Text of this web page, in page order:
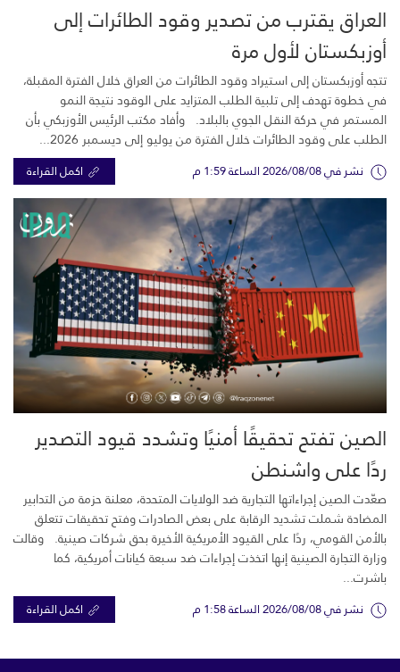
العراق يقترب من تصدير وقود الطائرات إلى
أوزبكستان لأول مرة
تتجه أوزبكستان إلى استيراد وقود الطائرات من العراق خلال الفترة المقبلة،
في خطوة تهدف إلى تلبية الطلب المتزايد على الوقود نتيجة النمو
المستمر في حركة النقل الجوي بالبلاد. وأفاد مكتب الرئيس الأوزبكي بأن
الطلب على وقود الطائرات خلال الفترة من يوليو إلى ديسمبر 2026...
نشر في 2026/08/08 الساعة 1:59 م اكمل القراءة
الصين تفتح تحقيقًا أمنيًا وتشدد قيود التصدير
ردًا على واشنطن
صعّدت الصين إجراءاتها التجارية ضد الولايات المتحدة، معلنة حزمة من التدابير
المضادة شملت تشديد الرقابة على بعض الصادرات وفتح تحقيقات تتعلق
بالأمن القومي، ردًا على القيود الأمريكية الأخيرة بحق شركات صينية. وقالت
وزارة التجارة الصينية إنها اتخذت إجراءات ضد سبعة كيانات أمريكية، كما
باشرت...
نشر في 2026/08/08 الساعة 1:58 م اكمل القراءة